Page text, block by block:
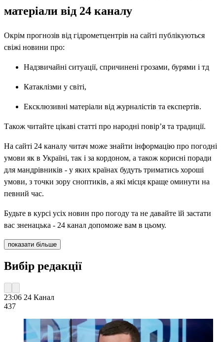
матеріали від 24 каналу
Окрім прогнозів від гідрометцентрів на сайті публікуються
свіжі новини про:
Надзвичайні ситуації, спричинені грозами, бурями і тд
Катаклізми у світі,
Ексклюзивні матеріали від журналістів та експертів.
Також читайте цікаві статті про народні повір’я та традиції.
На сайті 24 каналу читач може знайти інформацію про погодні
умови як в Україні, так і за кордоном, а також корисні поради
для мандрівників - у яких країнах будуть триматись хороші
умови, з точки зору сноптиків, а які місця краще оминути на
певний час.
Будьте в курсі усіх новин про погоду та не давайте їй застати
вас зненацька - 24 канал допоможе вам в цьому.
показати більше
Вибір редакції
23:06 24 Канал
437